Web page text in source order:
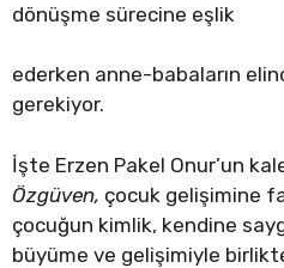
dönüşme sürecine eşlik
ederken anne-babaların
gerekiyor.
İşte Erzen Pakel Onur’un
Özgüven, çocuk gelişimine
çocuğun kimlik, kendine
büyüme ve gelişimiyle